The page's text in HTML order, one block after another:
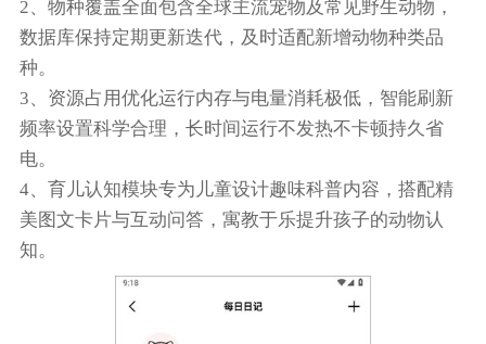
2、物种覆盖全面包含全球主流宠物及常见野生动物，
数据库保持定期更新迭代，及时适配新增动物种类品
种。
3、资源占用优化运行内存与电量消耗极低，智能刷新
频率设置科学合理，长时间运行不发热不卡顿持久省
电。
4、育儿认知模块专为儿童设计趣味科普内容，搭配精
美图文卡片与互动问答，寓教于乐提升孩子的动物认
知。